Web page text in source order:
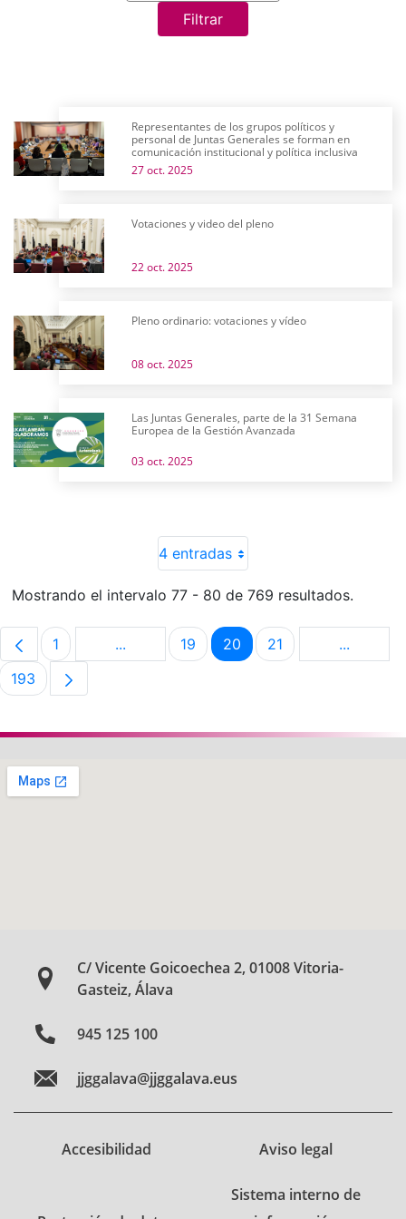
Filtrar
Representantes de los grupos políticos y
personal de Juntas Generales se forman en
comunicación institucional y política inclusiva
27 oct. 2025
Votaciones y video del pleno
22 oct. 2025
Pleno ordinario: votaciones y vídeo
08 oct. 2025
Las Juntas Generales, parte de la 31 Semana
Europea de la Gestión Avanzada
03 oct. 2025
4 entradas
Mostrando el intervalo 77 - 80 de 769 resultados.
Página
1 ...Páginas intermedias Use TAB para
Página
19 Página
20 Página
21 ...Páginas
Página
193
C/ Vicente Goicoechea 2, 01008 Vitoria-
Gasteiz, Álava
945 125 100
jjggalava@jjggalava.eus
Accesibilidad Aviso legal
Sistema interno de